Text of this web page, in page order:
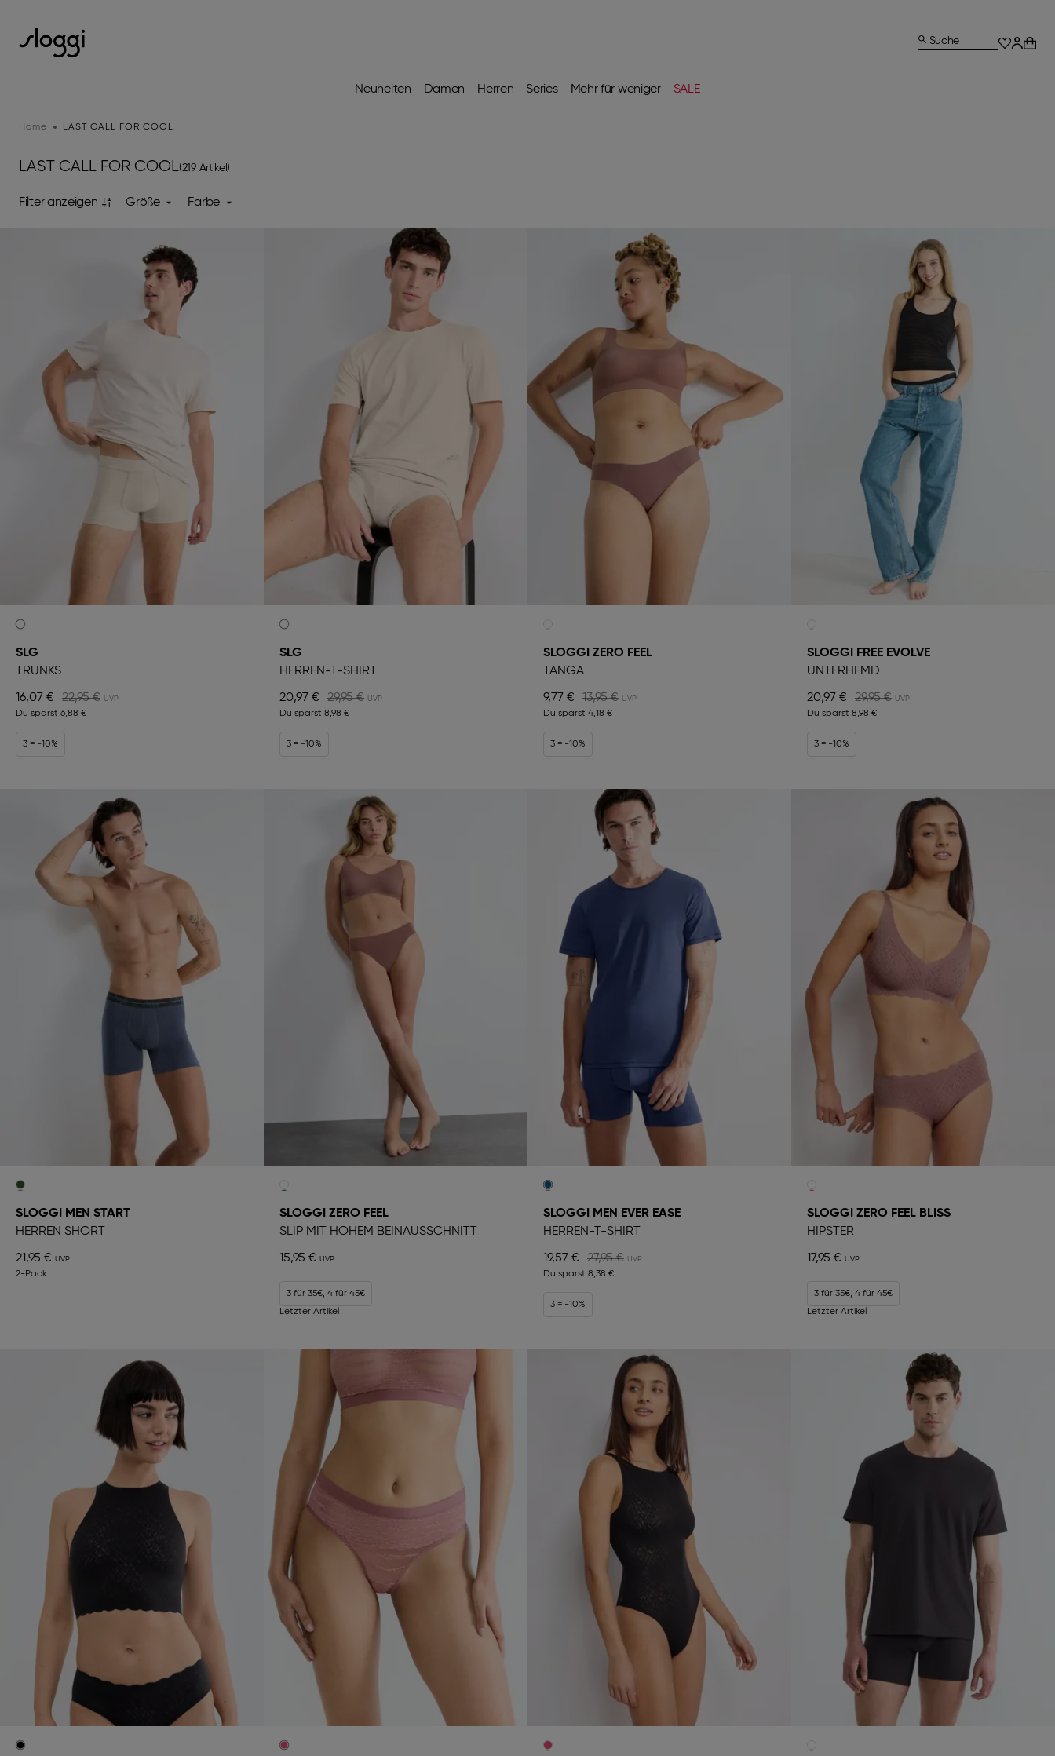
Neuheiten Damen Herren Series Mehr für weniger SALE
Suche
Home LAST CALL FOR COOL
LAST CALL FOR COOL(219 Artikel)
Filter anzeigen Größe Farbe
SLG
TRUNKS
16,07 € 22,95 €
Du sparst 6,88 €
3 = -10%
SLG
HERREN-T-SHIRT
20,97 € 29,95 €
Du sparst 8,98 €
3 = -10%
SLOGGI ZERO FEEL
TANGA
9,77 € 13,95 €
Du sparst 4,18 €
3 = -10%
SLOGGI FREE EVOLVE
UNTERHEMD
20,97 € 29,95 €
Du sparst 8,98 €
3 = -10%
SLOGGI MEN START
HERREN SHORT
21,95 €
2-Pack
SLOGGI ZERO FEEL
SLIP MIT HOHEM BEINAUSSCHNITT
15,95 €
3 für 35€, 4 für 45€
Letzter Artikel
SLOGGI MEN EVER EASE
HERREN-T-SHIRT
19,57 € 27,95 €
Du sparst 8,38 €
3 = -10%
SLOGGI ZERO FEEL BLISS
HIPSTER
17,95 €
3 für 35€, 4 für 45€
Letzter Artikel